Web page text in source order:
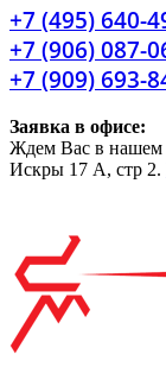
+7 (495) 640-
+7 (906) 087-
+7 (909) 693-
Заявка в офисе:
Ждем Вас в нашем
Искры 17 А, стр 2.